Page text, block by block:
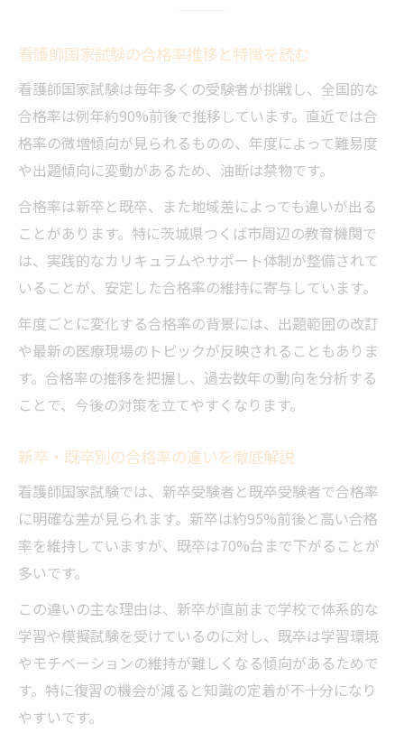
看護師国家試験の合格率推移と特徴を読む
看護師国家試験は毎年多くの受験者が挑戦し、全国的な
合格率は例年約90%前後で推移しています。直近では合
格率の微増傾向が見られるものの、年度によって難易度
や出題傾向に変動があるため、油断は禁物です。
合格率は新卒と既卒、また地域差によっても違いが出る
ことがあります。特に茨城県つくば市周辺の教育機関で
は、実践的なカリキュラムやサポート体制が整備されて
いることが、安定した合格率の維持に寄与しています。
年度ごとに変化する合格率の背景には、出題範囲の改訂
や最新の医療現場のトピックが反映されることもありま
す。合格率の推移を把握し、過去数年の動向を分析する
ことで、今後の対策を立てやすくなります。
新卒・既卒別の合格率の違いを徹底解説
看護師国家試験では、新卒受験者と既卒受験者で合格率
に明確な差が見られます。新卒は約95%前後と高い合格
率を維持していますが、既卒は70%台まで下がることが
多いです。
この違いの主な理由は、新卒が直前まで学校で体系的な
学習や模擬試験を受けているのに対し、既卒は学習環境
やモチベーションの維持が難しくなる傾向があるためで
す。特に復習の機会が減ると知識の定着が不十分になり
やすいです。